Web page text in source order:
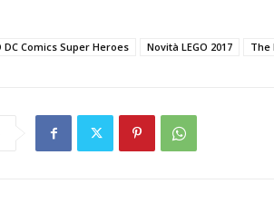
DC Comics Super Heroes Novità LEGO 2017 The